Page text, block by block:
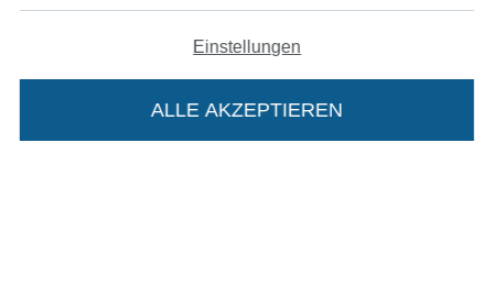
In deinen Warenkorb
Finde mehr Inspiration
Einstellungen
ALLE AKZEPTIEREN